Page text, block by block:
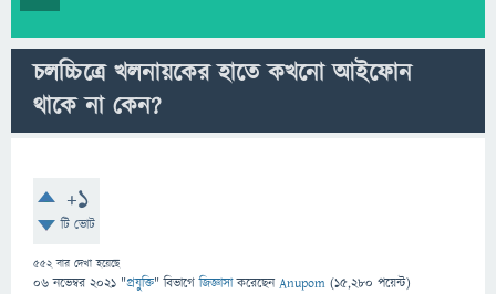
চলচ্চিত্রে খলনায়কের হাতে কখনো আইফোন
থাকে না কেন?
+1
টি ভোট
552বার দেখা হয়েছে
06 নভেম্বর 2021 "প্রযুক্তি" বিভাগে জিজ্ঞাসাকরেছেনAnupom (15,280 পয়েন্ট)